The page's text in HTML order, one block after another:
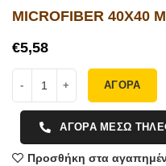
MICROFIBER 40X40
€
ΑΓΟΡΑ
ΑΓΟΡΑ ΜΕΣΩ
Προσθήκη στα